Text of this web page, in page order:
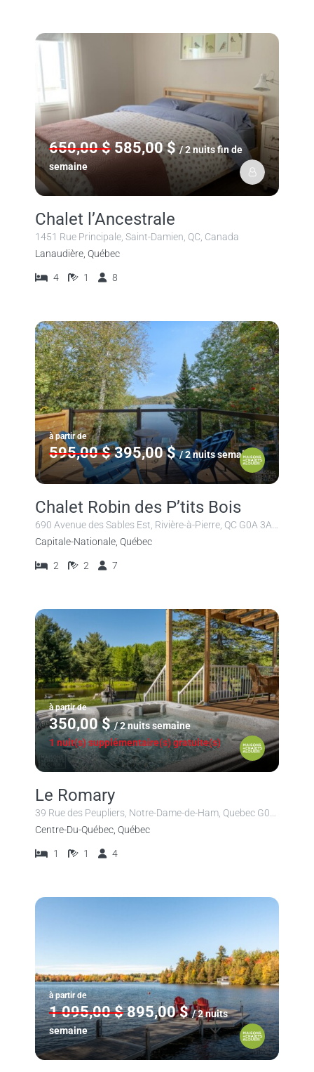
650,00 $ 585,00 $ / 2 nuits fin de
semaine
Chalet l’Ancestrale
1451 Rue Principale, Saint-Damien, QC, Canada
Lanaudière, Québec
4 1 8
à partir de
595,00 $ 395,00 $ / 2 nuits semaine
Chalet Robin des P’tits Bois
Capitale-Nationale, Québec
2 2 7
à partir de
350,00 $ / 2 nuits semaine
1 nuit(s) supplémentaire(s) gratuite(s)
Le Romary
Centre-Du-Québec, Québec
1 1 4
à partir de
1 095,00 $ 895,00 $ / 2 nuits
semaine